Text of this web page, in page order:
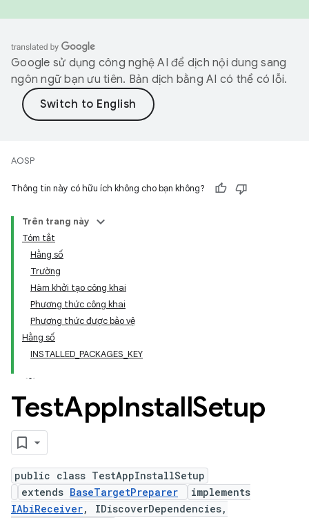
Google sử dụng công nghệ AI để dịch nội dung sang
ngôn ngữ bạn ưu tiên. Bản dịch bằng AI có thể có lỗi.
AOSP
Thông tin này có hữu ích không cho bạn không?
Trên trang này
Tóm tắt
Hằng số
Trường
Hàm khởi tạo công khai
Phương thức công khai
Phương thức được bảo vệ
Hằng số
INSTALLED_PACKAGES_KEY
TestAppInstallSetup
public class TestAppInstallSetup
extends BaseTargetPreparer
implements
IAbiReceiver, IDiscoverDependencies,